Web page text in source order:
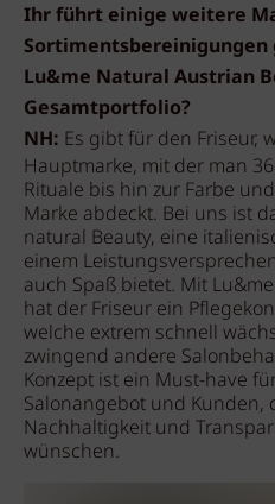
Ihr führt einige weitere
Lu&me Natural Austrian
Gesamtportfolio?
NH: Es gibt für den Friseur,
Hauptmarke, mit der man
Rituale bis hin zur Farbe
Marke abdeckt. Bei uns ist
natural Beauty, eine
einem
auch Spaß bietet. Mit
hat der Friseur ein
welche extrem schnell
zwingend andere
Konzept ist ein Must-have
Salonangebot und Kunden,
Nachhaltigkeit und
wünschen.